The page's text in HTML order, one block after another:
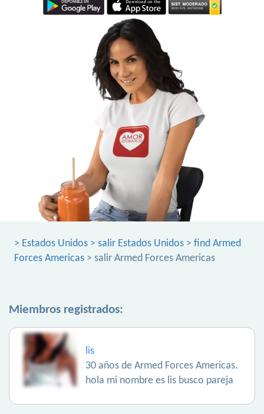
> Estados Unidos > salir Estados Unidos > find Armed
Forces Americas > salir Armed Forces Americas
Miembros registrados:
lis
30 años de Armed Forces Americas.
hola mi nombre es lis busco pareja